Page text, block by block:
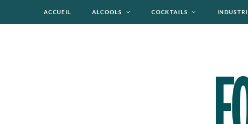
ACCUEIL ALCOOLS COCKTAILS